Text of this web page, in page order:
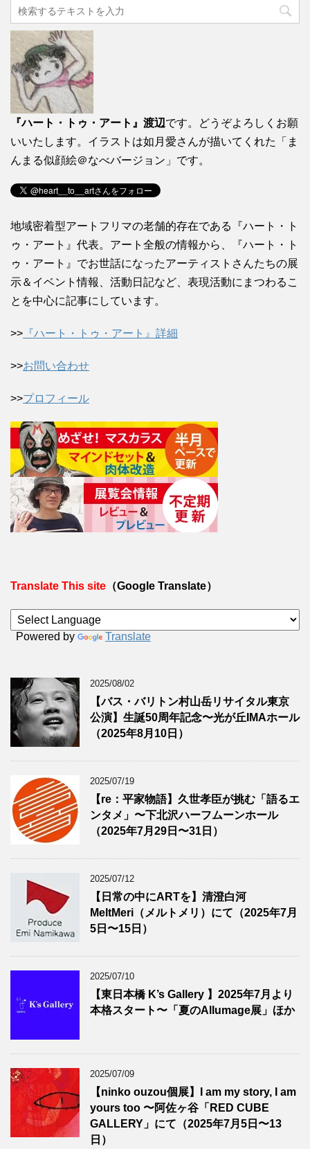
『ハート・トゥ・アート』渡辺です。どうぞよろしくお願
いいたします。イラストは如月愛さんが描いてくれた「ま
んまる似顔絵＠なべバージョン」です。
地域密着型アートフリマの老舗的存在である『ハート・ト
ゥ・アート』代表。アート全般の情報から、『ハート・ト
ゥ・アート』でお世話になったアーティストさんたちの展
示＆イベント情報、活動日記など、表現活動にまつわるこ
とを中心に記事にしています。
>> 『ハート・トゥ・アート』詳細
>>お問い合わせ
>>プロフィール
Translate This site （Google Translate）
Powered by Translate
2025/08/02
【バス・バリトン村山岳リサイタル東京
公演】生誕50周年記念〜光が丘IMAホール
（2025年8月10日）
2025/07/19
【re：平家物語】久世孝臣が挑む「語るエ
ンタメ」〜下北沢ハーフムーンホール
（2025年7月29日〜31日）
2025/07/12
【日常の中にARTを】清澄白河
MeltMeri（メルトメリ）にて（2025年7月
5日〜15日）
2025/07/10
【東日本橋 K’s Gallery 】2025年7月より
本格スタート〜「夏のAllumage展」ほか
2025/07/09
【ninko ouzou個展】I am my story, I am
yours too 〜阿佐ヶ谷「RED CUBE
GALLERY」にて（2025年7月5日〜13
日）